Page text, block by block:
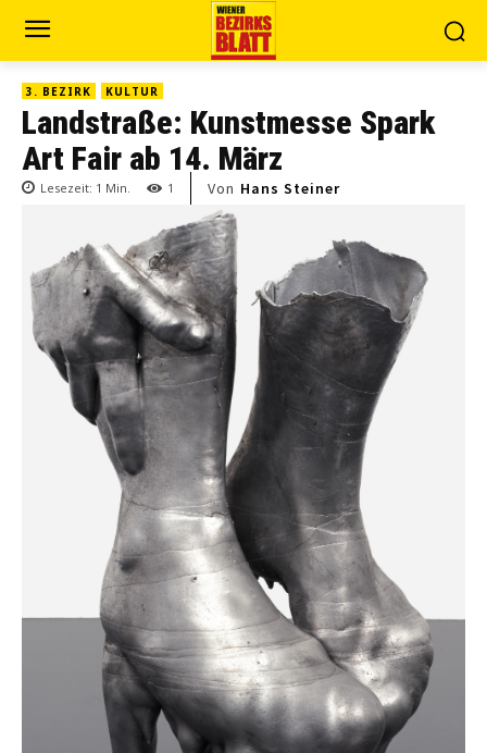
3. BEZIRK KULTUR
Landstraße: Kunstmesse Spark
Art Fair ab 14. März
Lesezeit: 1 Min. 1 Von Hans Steiner